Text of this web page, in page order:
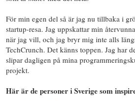
För min egen del så är jag nu tillbaka i
startup-resa. Jag uppskattar min
när jag vill, och jag bryr mig inte alls
TechCrunch. Det känns toppen. Jag har
slipar dagligen på mina
projekt.
Här är de personer i Sverige som